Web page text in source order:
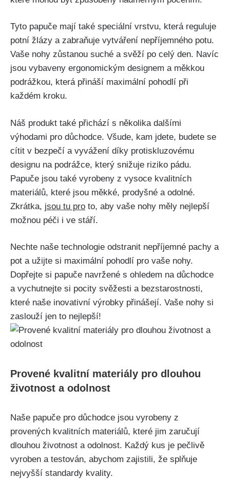
Tyto papuče mají také speciální vrstvu, která reguluje
potní žlázy a zabraňuje vytváření nepříjemného potu.
Vaše nohy zůstanou suché a svěží po celý den. Navíc
jsou ⁣vybaveny ergonomickým designem a měkkou
podrážkou, která přináší maximální pohodlí při
každém kroku.
Náš produkt také přichází s několika dalšími​
výhodami pro důchodce. Všude, kam ​jdete, budete se
cítit⁢ v bezpečí a vyvážení díky ⁣protiskluzovému
designu na podrážce, který snižuje riziko pádu.
Papuče jsou také vyrobeny z vysoce kvalitních
materiálů, které ⁤jsou měkké, prodyšné a odolné. ​
Zkrátka, jsou tu pro to, aby vaše nohy měly nejlepší
⁢možnou péči i ve‌ stáří.
Nechte naše technologie⁣ odstranit nepříjemné pachy a
pot ⁣a užijte si maximální pohodlí pro vaše ⁤nohy.
Dopřejte si papuče navržené s ohledem na důchodce
a vychutnejte⁣ si pocity‍ svěžesti a bezstarostnosti,
které naše inovativní výrobky přinášejí. Vaše nohy si
zaslouží jen to nejlepší!
Provené‌ kvalitní materiály pro dlouhou
životnost a odolnost
Naše ⁤papuče pro důchodce jsou vyrobeny z
provených ​kvalitních materiálů, které jim zaručují
dlouhou životnost a odolnost. Každý‌ kus‌ je pečlivě
vyroben a testován, abychom zajistili, že splňuje
nejvyšší standardy kvality.